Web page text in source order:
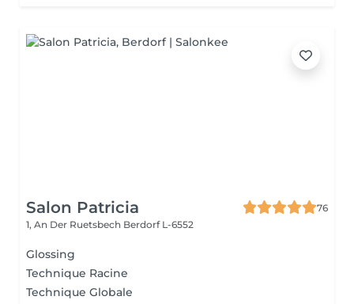
Salon Patricia
76
1, An Der Ruetsbech Berdorf L-6552
Glossing
Technique Racine
Technique Globale